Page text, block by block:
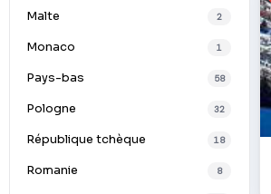
Malte 2
Monaco 1
Pays-bas 58
Pologne 32
République tchèque 18
Romanie 8